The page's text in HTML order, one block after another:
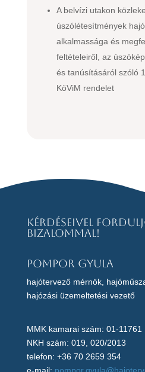
A belvízi utakon
úszólétesítmények
alkalmassága és
feltételeiről, az
és tanúsításáról szóló
KöViM rendelet
Kérdéseivel
bizalommal!
Pompor Gyula
hajótervező mérnök,
hajózási üzemeltetési vezető
MMK kamarai szám: 01-11761
NKH szám: 019, 020/2013
telefon: +36 70 2659 354